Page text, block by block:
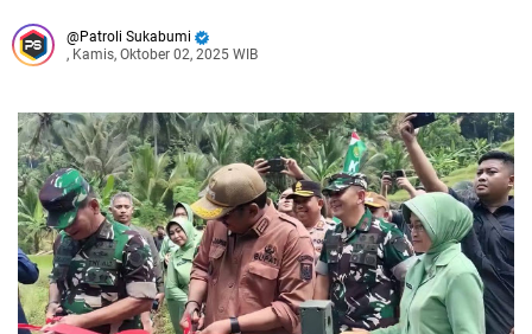
Patroli Sukabumi
, Kamis, Oktober 02, 2025 WIB